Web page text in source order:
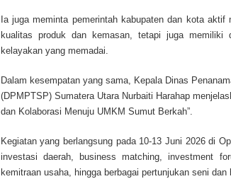
Ia juga meminta pemerintah kabupaten dan kota
kualitas produk dan kemasan, tetapi juga
kelayakan yang memadai.
Dalam kesempatan yang sama, Kepala Dinas
(DPMPTSP) Sumatera Utara Nurbaiti Harahap
dan Kolaborasi Menuju UMKM Sumut Berkah”.
Kegiatan yang berlangsung pada 10-13 Juni 2026 di
investasi daerah, business matching, investment
kemitraan usaha, hingga berbagai pertunjukan seni dan